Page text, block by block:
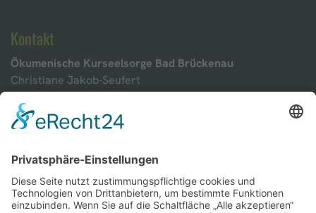
Kontakt
Ökumenische Kurseelsorge Bad Brückenau
Christiane Jakob-Seufert
97769 Bad Brückenau
Telefon: 0157 3368 7676
Büro: Badhotel, Westflügel
Kontakt
Anfrage direkt senden